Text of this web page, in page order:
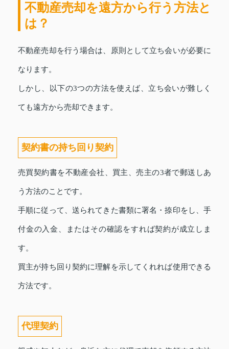
不動産売却を遠方から行う方法と
は？
不動産売却を行う場合は、原則として立ち会いが必要に
なります。
しかし、以下の3つの方法を使えば、立ち会いが難しく
ても遠方から売却できます。
契約書の持ち回り契約
売買契約書を不動産会社、買主、売主の3者で郵送しあ
う方法のことです。
手順に従って、送られてきた書類に署名・捺印をし、手
付金の入金、またはその確認をすれば契約が成立しま
す。
買主が持ち回り契約に理解を示してくれれば使用できる
方法です。
代理契約